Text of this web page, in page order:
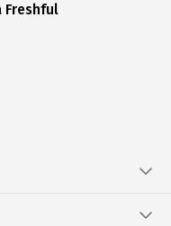
Freshful